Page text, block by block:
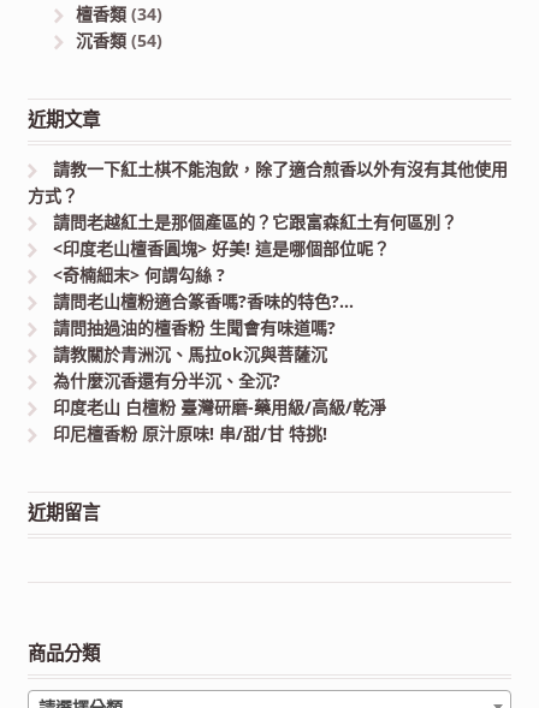
檀香類(34)
沉香類(54)
近期文章
請教一下紅土棋不能泡飲，除了適合煎香以外有沒有其他使用
方式？
請問老越紅土是那個產區的？它跟富森紅土有何區別？
<印度老山檀香圓塊> 好美! 這是哪個部位呢？
<奇楠細末> 何謂勾絲 ?
請問老山檀粉適合篆香嗎?香味的特色?…
請問抽過油的檀香粉 生聞會有味道嗎?
請教關於青洲沉、馬拉ok沉與菩薩沉
為什麼沉香還有分半沉、全沉?
印度老山 白檀粉 臺灣研磨-藥用級/高級/乾淨
印尼檀香粉 原汁原味! 串/甜/甘 特挑!
近期留言
商品分類